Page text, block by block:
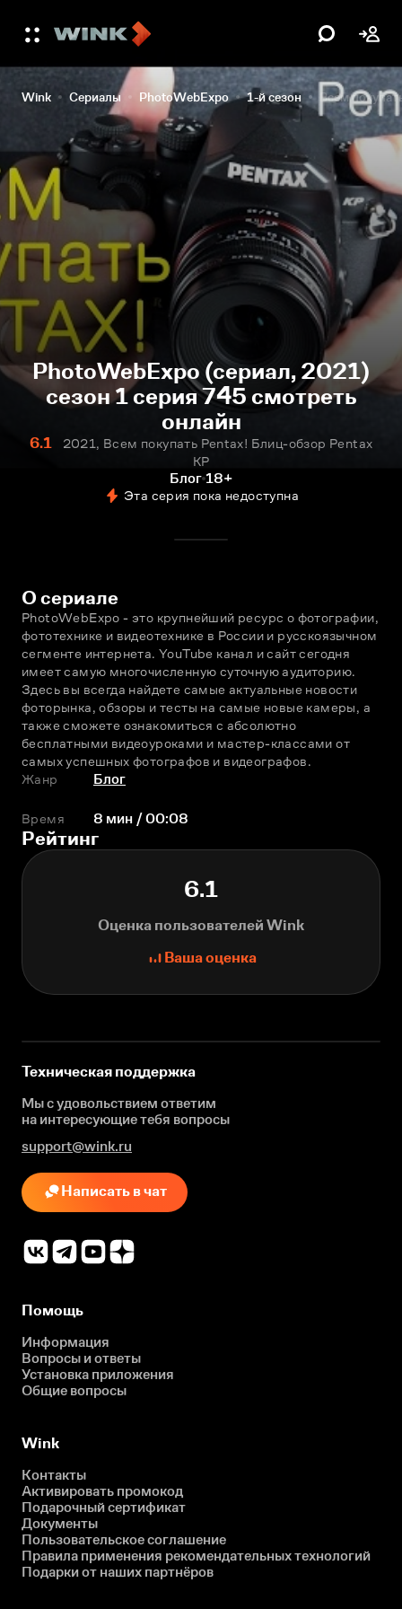
Wink Сериалы PhotoWebExpo 1-й сезон Всем
PhotoWebExpo (сериал, 2021)
сезон 1 серия 745 смотреть
онлайн
6.1
2021, Всем покупать Pentax! Блиц-обзор Pentax
KP
Блог 18+
Эта серия пока недоступна
О сериале
PhotoWebExpo - это крупнейший ресурс о фотографии,
фототехнике и видеотехнике в России и русскоязычном
сегменте интернета. YouTube канал и сайт сегодня
имеет самую многочисленную суточную аудиторию.
Здесь вы всегда найдете самые актуальные новости
фоторынка, обзоры и тесты на самые новые камеры, а
также сможете ознакомиться с абсолютно
бесплатными видеоуроками и мастер-классами от
самых успешных фотографов и видеографов.
Жанр
Блог
Время 8 мин / 00:08
Рейтинг
6.1
Оценка пользователей Wink
Ваша оценка
Техническая поддержка
Мы с удовольствием ответим
на интересующиетебя вопросы
support@wink.ru
Написать в чат
Помощь
Информация
Вопросы и ответы
Установка приложения
Общие вопросы
Wink
Контакты
Активировать промокод
Подарочный сертификат
Документы
Пользовательское соглашение
Правила применения рекомендательных технологий
Подарки от наших партнёров